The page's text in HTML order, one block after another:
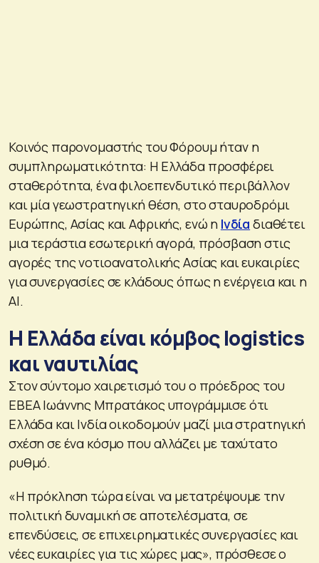
Κοινός παρονομαστής του Φόρουμ ήταν η
συμπληρωματικότητα: Η Ελλάδα προσφέρει
σταθερότητα, ένα φιλοεπενδυτικό περιβάλλον
και μία γεωστρατηγική θέση, στο σταυροδρόμι
Ευρώπης, Ασίας και Αφρικής, ενώ η Ινδία διαθέτει
μια τεράστια εσωτερική αγορά, πρόσβαση στις
αγορές της νοτιοανατολικής Ασίας και ευκαιρίες
για συνεργασίες σε κλάδους όπως η ενέργεια και η
AI.
Η Ελλάδα είναι κόμβος logistics
και ναυτιλίας
Στον σύντομο χαιρετισμό του ο πρόεδρος του
ΕΒΕΑ Ιωάννης Μπρατάκος υπογράμμισε ότι
Ελλάδα και Ινδία οικοδομούν μαζί μια στρατηγική
σχέση σε ένα κόσμο που αλλάζει με ταχύτατο
ρυθμό.
«Η πρόκληση τώρα είναι να μετατρέψουμε την
πολιτική δυναμική σε αποτελέσματα, σε
επενδύσεις, σε επιχειρηματικές συνεργασίες και
νέες ευκαιρίες για τις χώρες μας», πρόσθεσε ο